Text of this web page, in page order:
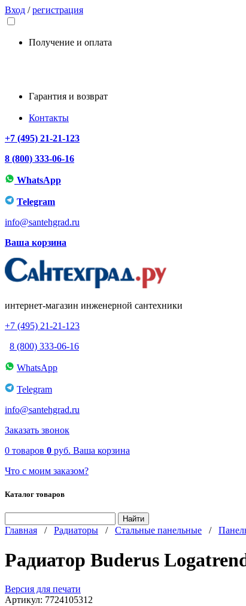
Вход /регистрация
Получение и оплата
Гарантия и возврат
Контакты
+7 (495) 21-21-123
8 (800) 333-06-16
WhatsApp
Telegram
info@santehgrad.ru
Ваша корзина
интернет-магазин инженерной сантехники
+7 (495) 21-21-123
8 (800) 333-06-16
WhatsApp
Telegram
info@santehgrad.ru
Заказать звонок
0 товаров 0 руб. Ваша корзина
Что с моим заказом?
Каталог товаров
Главная / Радиаторы / Стальные панельные /
Радиатор Buderus
Версия для печати
Артикул: 7724105312